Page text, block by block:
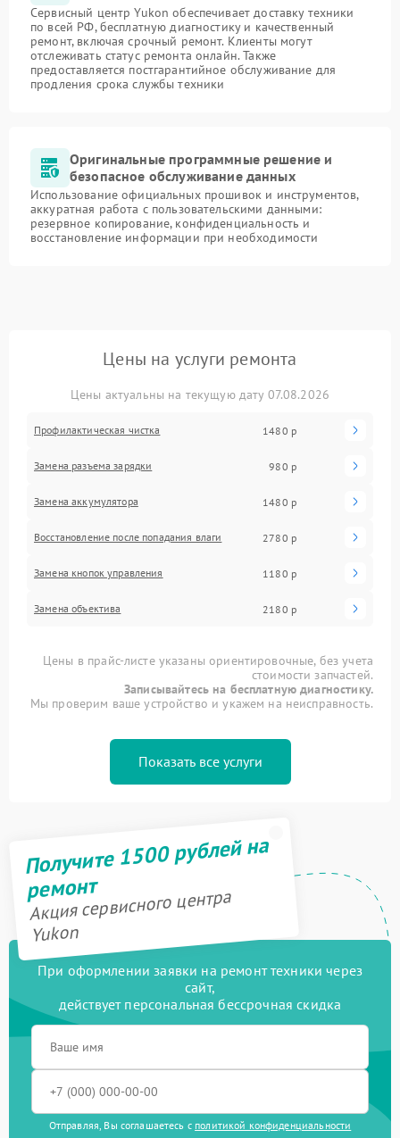
Сервисный центр Yukon обеспечивает доставку техники
по всей РФ, бесплатную диагностику и качественный
ремонт, включая срочный ремонт. Клиенты могут
отслеживать статус ремонта онлайн. Также
предоставляется постгарантийное обслуживание для
продления срока службы техники
Оригинальные программные решение и
безопасное обслуживание данных
Использование официальных прошивок и инструментов,
аккуратная работа с пользовательскими данными:
резервное копирование, конфиденциальность и
восстановление информации при необходимости
Цены на услуги ремонта
Цены актуальны на текущую дату 07.08.2026
Профилактическая чистка 1480 р
Замена разъема зарядки 980 р
Замена аккумулятора 1480 р
Восстановление после попадания влаги 2780 р
Замена кнопок управления 1180 р
Замена объектива 2180 р
Цены в прайс-листе указаны ориентировочные, без учета
стоимости запчастей.
Записывайтесь на бесплатную диагностику.
Мы проверим ваше устройство и укажем на неисправность.
Показать все услуги
Получите 1500 рублей на
ремонт
Акция сервисного центра
Yukon
При оформлении заявки на ремонт техники через
сайт,
действует персональная бессрочная скидка
Отправляя, Вы соглашаетесь с политикой конфиденциальности